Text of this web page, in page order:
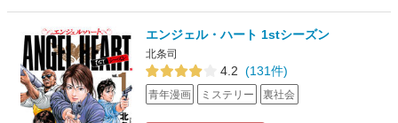
エンジェル・ハート 1stシーズン
北条司
4.2 (131件)
青年漫画 ミステリー 裏社会